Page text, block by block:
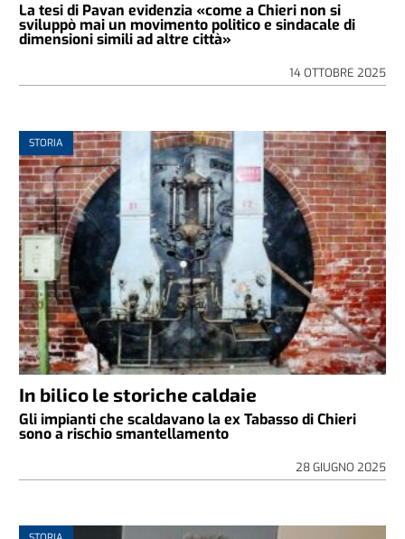
La tesi di Pavan evidenzia «come a Chieri non si
sviluppò mai un movimento politico e sindacale di
dimensioni simili ad altre città»
14 OTTOBRE 2025
STORIA
In bilico le storiche caldaie
Gli impianti che scaldavano la ex Tabasso di Chieri
sono a rischio smantellamento
28 GIUGNO 2025